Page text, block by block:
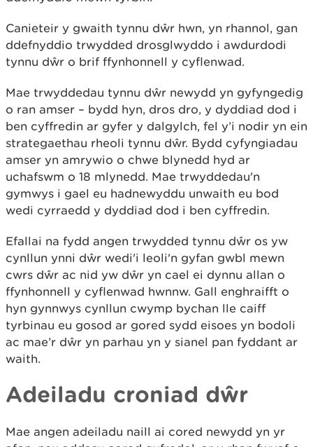
Canieteir y gwaith tynnu dŵr hwn, yn rhannol, gan
ddefnyddio trwydded drosglwyddo i awdurdodi
tynnu dŵr o brif ffynhonnell y cyflenwad.
Mae trwyddedau tynnu dŵr newydd yn gyfyngedig
o ran amser – bydd hyn, dros dro, y dyddiad dod i
ben cyffredin ar gyfer y dalgylch, fel y’i nodir yn ein
strategaethau rheoli tynnu dŵr. Bydd cyfyngiadau
amser yn amrywio o chwe blynedd hyd ar
uchafswm o 18 mlynedd. Mae trwyddedau'n
gymwys i gael eu hadnewyddu unwaith eu bod
wedi cyrraedd y dyddiad dod i ben cyffredin.
Efallai na fydd angen trwydded tynnu dŵr os yw
cynllun ynni dŵr wedi'i leoli'n gyfan gwbl mewn
cwrs dŵr ac nid yw dŵr yn cael ei dynnu allan o
ffynhonnell y cyflenwad hwnnw. Gall enghraifft o
hyn gynnwys cynllun cwymp bychan lle caiff
tyrbinau eu gosod ar gored sydd eisoes yn bodoli
ac mae’r dŵr yn parhau yn y sianel pan fyddant ar
waith.
Adeiladu croniad dŵr
Mae angen adeiladu naill ai cored newydd yn yr